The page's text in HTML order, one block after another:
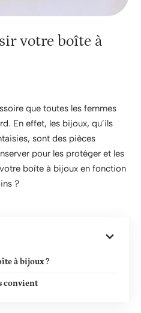
votre boîte à
que toutes les femmes
En effet, les bijoux, qu’ils
sont des pièces
pour les protéger et les
boîte à bijoux en fonction
?
à bijoux ?
convient